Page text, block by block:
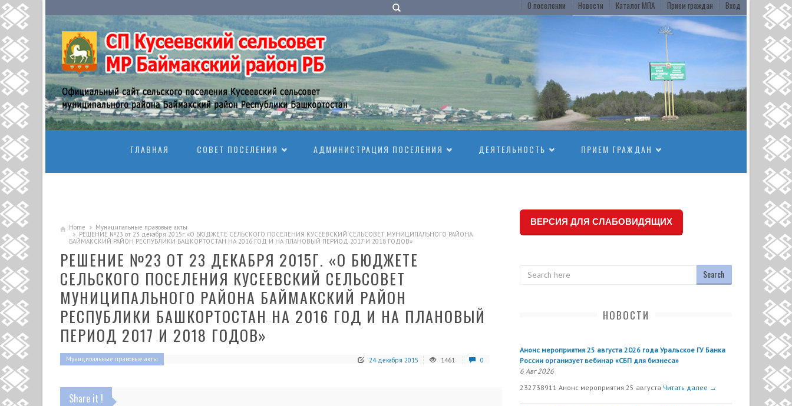
О поселении Новости Каталог МПА Прием граждан Вход
ГЛАВНАЯ
СОВЕТ ПОСЕЛЕНИЯ АДМИНИСТРАЦИЯ ПОСЕЛЕНИЯ ДЕЯТЕЛЬНОСТЬ ПРИЕМ ГРАЖДАН
Home
Муниципальные правовые акты
РЕШЕНИЕ №23 от 23 декабря 2015г. «О БЮДЖЕТЕ СЕЛЬСКОГО ПОСЕЛЕНИЯ КУСЕЕВСКИЙ СЕЛЬСОВЕТ МУНИЦИПАЛЬНОГО РАЙОНА
БАЙМАКСКИЙ РАЙОН РЕСПУБЛИКИ БАШКОРТОСТАН НА 2016 ГОД И НА ПЛАНОВЫЙ ПЕРИОД 2017 И 2018 ГОДОВ»
РЕШЕНИЕ №23 ОТ 23 ДЕКАБРЯ 2015Г. «О БЮДЖЕТЕ
СЕЛЬСКОГО ПОСЕЛЕНИЯ КУСЕЕВСКИЙ СЕЛЬСОВЕТ
МУНИЦИПАЛЬНОГО РАЙОНА БАЙМАКСКИЙ РАЙОН
РЕСПУБЛИКИ БАШКОРТОСТАН НА 2016 ГОД И НА ПЛАНОВЫЙ
ПЕРИОД 2017 И 2018 ГОДОВ»
Муниципальные правовые акты 24 декабря 2015 1461 0
Share it !
ВЕРСИЯ ДЛЯ СЛАБОВИДЯЩИХ
НОВОСТИ
Анонс мероприятия 25 августа 2026 года Уральское ГУ Банка
России организует вебинар «СБП для бизнеса»
6 Авг 2026
232738911 Анонс мероприятия 25 августа Читать далее →